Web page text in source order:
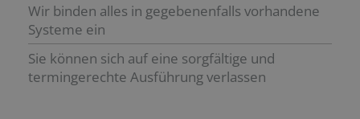
Wir binden alles in gegebenenfalls vorhandene
Systeme ein
Sie können sich auf eine sorgfältige und
termingerechte Ausführung verlassen